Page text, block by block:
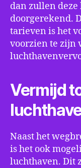
dan zullen
doorgerekend.
tarieven is het
voorzien te zijn
Vermijd
Naast het
is het ook
luchthaven. Dit